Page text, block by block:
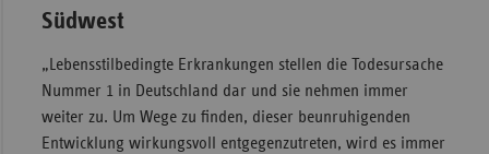
Südwest
„Lebensstilbedingte Erkrankungen stellen die Todesursache
Nummer 1 in Deutschland dar und sie nehmen immer
weiter zu. Um Wege zu finden, dieser beunruhigenden
Entwicklung wirkungsvoll entgegenzutreten, wird es immer